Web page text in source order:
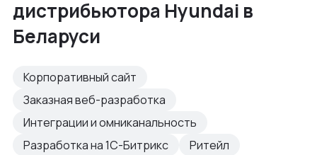
дистрибьютора Hyundai в
Беларуси
Корпоративный сайт
Заказная веб-разработка
Интеграции и омниканальность
Разработка на 1С-Битрикс
Ритейл